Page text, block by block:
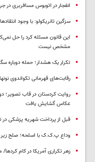
انفجار در اتوبوس مسافربری در جرمانا؛ دو
سزگین تانریکولو: با وجود
مشخص نیست
تکرار یک هشدار؛ حمله دوباره سگ های
رقابت‌های قهرمانی تکواندوی
عکاس گشایش یافت
قبل از پرداخت شهریه پزشکی در
وداع پ.ک.ک با اسلحه؛ صلح
زهر تکراری آمریکا در کام